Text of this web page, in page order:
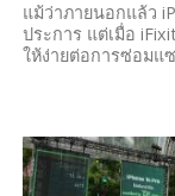
แม้ว่าภายนอกแล้ว
ประการ แต่เมื่อ
ให้ง่ายต่อการซ่อมแ